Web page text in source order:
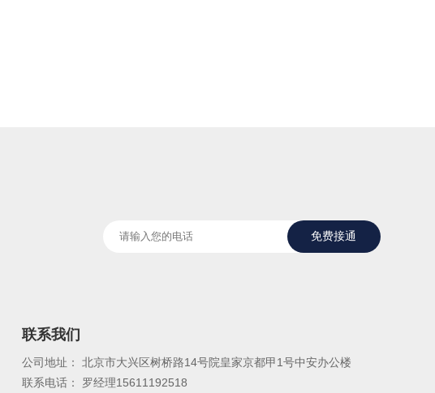
免费接通
联系我们
公司地址： 北京市大兴区树桥路14号院皇家京都甲1号中安办公楼
联系电话： 罗经理15611192518